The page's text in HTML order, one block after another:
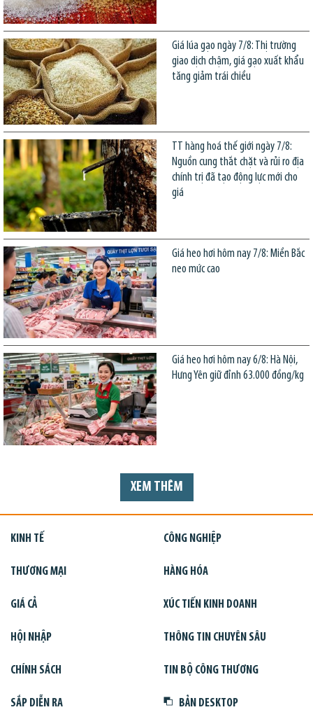
Giá lúa gạo ngày 7/8: Thị trường
giao dịch chậm, giá gạo xuất khẩu
tăng giảm trái chiều
TT hàng hoá thế giới ngày 7/8:
Nguồn cung thắt chặt và rủi ro địa
chính trị đã tạo động lực mới cho
giá
Giá heo hơi hôm nay 7/8: Miền Bắc
neo mức cao
Giá heo hơi hôm nay 6/8: Hà Nội,
Hưng Yên giữ đỉnh 63.000 đồng/kg
XEM THÊM
KINH TẾ CÔNG NGHIỆP
THƯƠNG MẠI HÀNG HÓA
GIÁ CẢ XÚC TIẾN KINH DOANH
HỘI NHẬP THÔNG TIN CHUYÊN SÂU
CHÍNH SÁCH TIN BỘ CÔNG THƯƠNG
SẮP DIỄN RA BẢN DESKTOP